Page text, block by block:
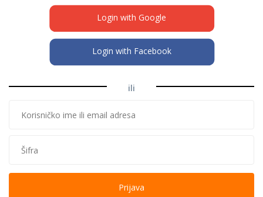
Login with Google
Login with Facebook
ili